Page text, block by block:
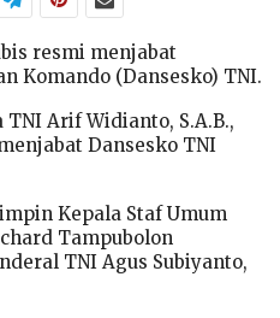
resmi menjabat
Komando (Dansesko) TNI.
Arif Widianto, S.A.B.,
Dansesko TNI
Kepala Staf Umum
Tampubolon
TNI Agus Subiyanto,